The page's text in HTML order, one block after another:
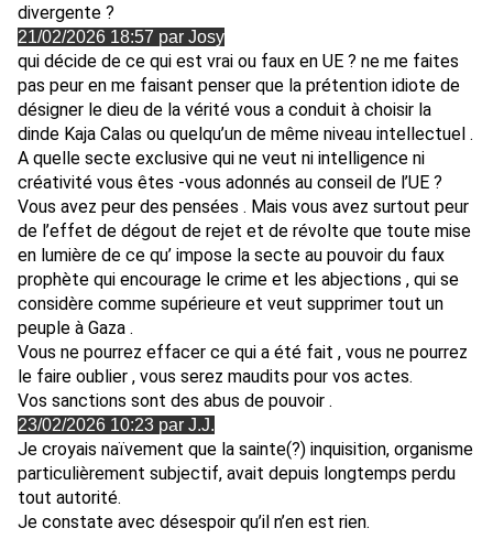
divergente ?
21/02/2026 18:57 par Josy
qui décide de ce qui est vrai ou faux en UE ? ne me faites
pas peur en me faisant penser que la prétention idiote de
désigner le dieu de la vérité vous a conduit à choisir la
dinde Kaja Calas ou quelqu’un de même niveau intellectuel .
A quelle secte exclusive qui ne veut ni intelligence ni
créativité vous êtes -vous adonnés au conseil de l’UE ?
Vous avez peur des pensées . Mais vous avez surtout peur
de l’effet de dégout de rejet et de révolte que toute mise
en lumière de ce qu’ impose la secte au pouvoir du faux
prophète qui encourage le crime et les abjections , qui se
considère comme supérieure et veut supprimer tout un
peuple à Gaza .
Vous ne pourrez effacer ce qui a été fait , vous ne pourrez
le faire oublier , vous serez maudits pour vos actes.
Vos sanctions sont des abus de pouvoir .
23/02/2026 10:23 par J.J.
Je croyais naïvement que la sainte(?) inquisition, organisme
particulièrement subjectif, avait depuis longtemps perdu
tout autorité.
Je constate avec désespoir qu’il n’en est rien.